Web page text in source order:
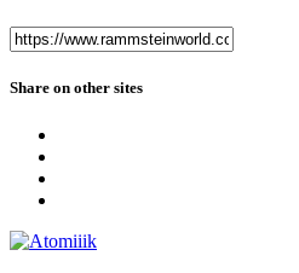
Share on other sites